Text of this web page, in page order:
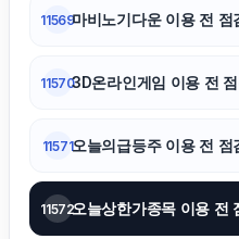
11569마비노기다운 이용 전
115703D온라인게임 이용 전
11571오늘의급등주 이용 전
11572오늘상한가종목 이용